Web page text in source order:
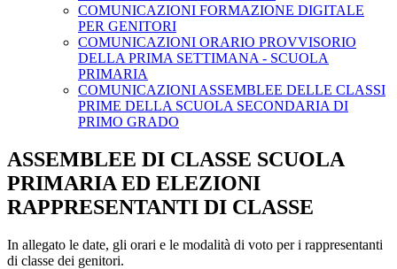
COMUNICAZIONI FORMAZIONE DIGITALE
PER GENITORI
COMUNICAZIONI ORARIO PROVVISORIO
DELLA PRIMA SETTIMANA - SCUOLA
PRIMARIA
COMUNICAZIONI ASSEMBLEE DELLE CLASSI
PRIME DELLA SCUOLA SECONDARIA DI
PRIMO GRADO
ASSEMBLEE DI CLASSE SCUOLA
PRIMARIA ED ELEZIONI
RAPPRESENTANTI DI CLASSE
In allegato le date, gli orari e le modalità di voto per i rappresentanti
di classe dei genitori.